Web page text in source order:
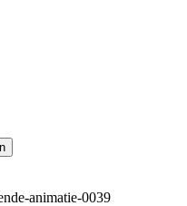
animatie-0039